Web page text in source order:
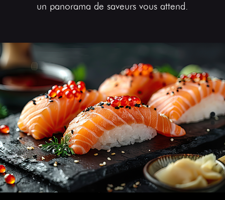
un panorama de saveurs vous attend.